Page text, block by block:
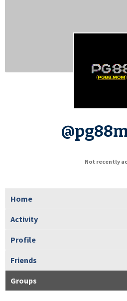
Not recently
Home
Activity
Profile
Friends
Groups